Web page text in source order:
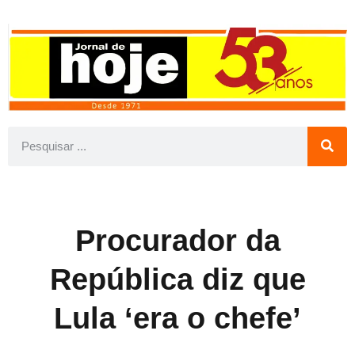
Procurador da
República diz que
Lula ‘era o chefe’